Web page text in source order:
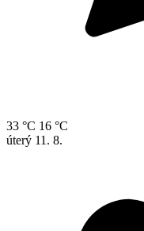
33 °C 16 °C
úterý 11. 8.